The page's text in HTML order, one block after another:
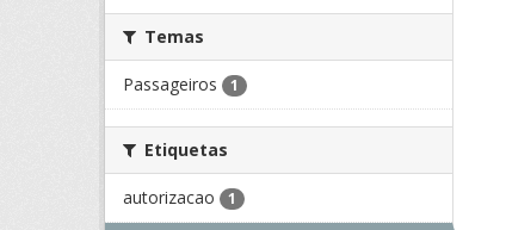
Temas
Passageiros 1
Etiquetas
autorizacao 1